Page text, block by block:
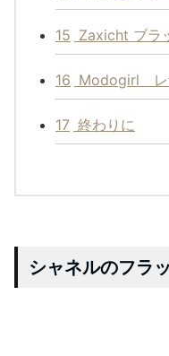
15 Zaxicht ブラ
16 Modogirl レ
17 終わりに
シャネルのフラ